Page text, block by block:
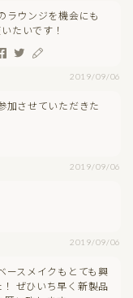
ラウンジを機会にも
たいです！
2019/09/06
加させていただきた
2019/09/06
2019/09/06
ースメイクもとても興
ぜひいち早く新製品